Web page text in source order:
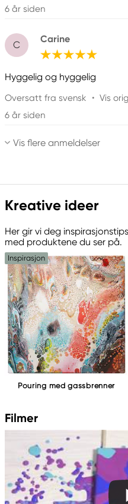
6 år siden
C
Carine
Hyggelig og hyggelig
Oversatt fra svensk • Vis
6 år siden
Vis flere anmeldelser
Kreative ideer
Her gir vi deg
med produktene du ser på.
Inspirasjon
Pouring med gassbrenner
Filmer